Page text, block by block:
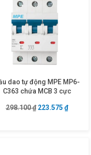
₫.
dao tự động MPE MP6-
C363 chứa MCB 3 cực
298.100₫ Giá gốc là:
223.575 ₫Giá